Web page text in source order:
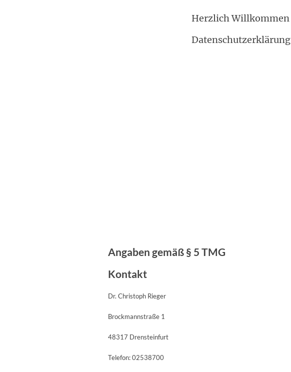
Herzlich Willkommen
Datenschutzerklärung
Angaben gemäß § 5 TMG
Kontakt
Dr. Christoph Rieger
Brockmannstraße 1
48317 Drensteinfurt
Telefon: 02538700